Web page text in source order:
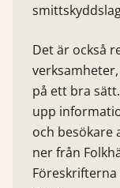
Det är också
på ett bra
upp
och besökare
ner från